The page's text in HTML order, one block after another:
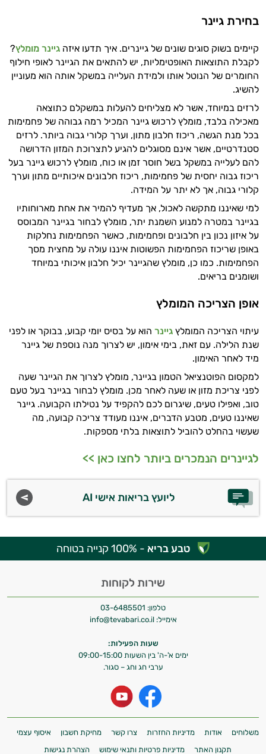
בחירת גיינר
קיימים בשוק סוגים שונים של גיינרים. איך תדעו איזה גיינר מומלץ?
לקבלת התוצאות האופטימליות, יש להתאים את הגיינר לאופי חילוף
החומרים של הנוטל אותו ולמידת העלייה במשקל אותה הוא מעוניין
להשיג.
לרזים במיוחד, אשר לא מצליחים להעלות במשקלם כתוצאה
מאכילה בלבד, מומלץ לרכוש גיינר המכיל רמה גבוהה של פחמימות
בכל מנת הגשה, ריכוז חלבון מתון, וערך קלורי גבוה ביותר. לרזים
סטנדרטיים, אשר אינם מסוגלים להגיע לתצרוכת המזון הדרושה
להם לעלייה במשקל בשל חוסר זמן או כוח, מומלץ לרכוש גיינר בעל
ריכוז גבוה יחסית של פחמימות, ריכוז חלבונים איכותיים מתון וערך
קלורי גבוה, אך לא יתר על המידה.
למי שאיננו מתקשה לאכול, אך מעדיף להמיר את אחת מארוחותיו
בגיינר במטרה למנוע השמנת יתר, מומלץ לבחור בגיינר המבוסס
על איזון נכון בין חלבונים ופחמימות, כאשר הפחמימות נחלקות
באופן שריכוז הפחמימות הפשוטות איננו עולה על מחצית מסך
הפחמימות. כמו כן, מומלץ שהגיינר יכיל חלבון איכותי במיוחד
ושומנים בריאים.
אופן הצריכה המומלץ
עיתוי הצריכה המומלץ גיינר הוא על בסיס יומי קבוע, בבוקר או לפני
שנת הלילה. עם זאת, בימי אימון, יש לצרוך מנה נוספת של גיינר
מיד לאחר האימון.
למקסום הפוטנציאל הטמון בגיינר, מומלץ לצרוך את הגיינר שעה
לפני צריכת מזון או שעה לאחר מכן. מומלץ לבחור בגיינר בעל טעם
טוב, ואפילו טעים, שיגרום לכם להקפיד על נטילתו הקבועה. גיינר
שאיננו טעים, מטבע הדברים, איננו מעודד צריכה קבועה, מה
שעשוי בהחלט להוביל לתוצאות בלתי מספקות.
לגיינרים הנמכרים ביותר לחצו כאן >>
ליועץ בריאות אישי AI
טבע בריא - 100% קנייה בטוחה
שירות לקוחות
טלפון: 03-6485501
אימייל: info@tevabari.co.il
שעות הפעילות:
ימים א'-ה' בין השעות 09:00-15:00
ערבי חג וחג – סגור.
משלוחים אודות מדיניות החזרות צרו קשר מחיקת חשבון
איסוף עצמי
תקנון האתר
מדיניות פרטיות ותנאי שימוש הצהרת נגישות